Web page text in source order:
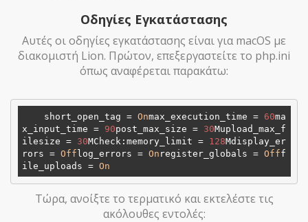
Οδηγίες Εγκατάστασης
Αυτές οι οδηγίες εγκατάστασης είναι για macOS με
διακομιστή Lion. Πρώτον, επεξεργαστείτε το php.ini
όπως αναφέρεται παρακάτω:
short_open_tag = Onmax_execution_time = 60ma
x_input_time = 90post_max_size = 30Mupload_max_f
ilesize = 30MCheck:memory_limit = 128Mdisplay_er
rors = Off log_errors = On register_globals = Offf
ile_uploads = On
Τώρα, ανοίξτε το τερματικό και εκτελέστε τις
ακόλουθες εντολές: